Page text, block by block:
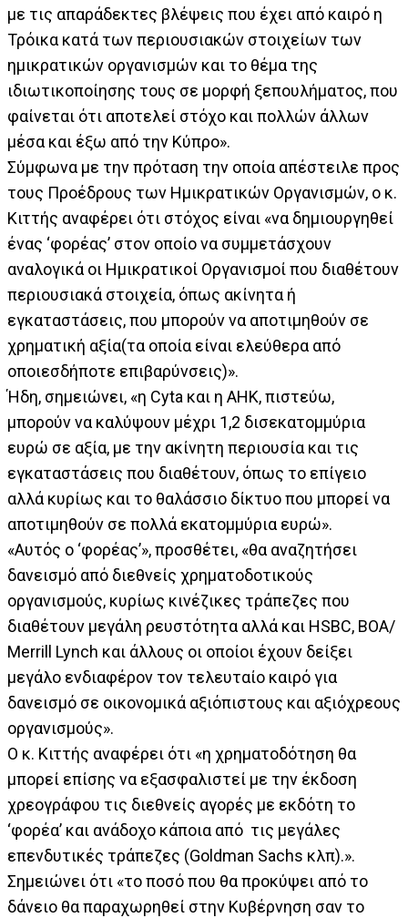
με τις απαράδεκτες βλέψεις που έχει από καιρό η
Τρόικα κατά των περιουσιακών στοιχείων των
ημικρατικών οργανισμών και το θέμα της
ιδιωτικοποίησης τους σε μορφή ξεπουλήματος, που
φαίνεται ότι αποτελεί στόχο και πολλών άλλων
μέσα και έξω από την Κύπρο».
Σύμφωνα με την πρόταση την οποία απέστειλε προς
τους Προέδρους των Ημικρατικών Οργανισμών, ο κ.
Κιττής αναφέρει ότι στόχος είναι «να δημιουργηθεί
ένας ‘φορέας’ στον οποίο να συμμετάσχουν
αναλογικά οι Ημικρατικοί Οργανισμοί που διαθέτουν
περιουσιακά στοιχεία, όπως ακίνητα ή
εγκαταστάσεις, που μπορούν να αποτιμηθούν σε
χρηματική αξία(τα οποία είναι ελεύθερα από
οποιεσδήποτε επιβαρύνσεις)».
Ήδη, σημειώνει, «η Cyta και η ΑΗΚ, πιστεύω,
μπορούν να καλύψουν μέχρι 1,2 δισεκατομμύρια
ευρώ σε αξία, με την ακίνητη περιουσία και τις
εγκαταστάσεις που διαθέτουν, όπως το επίγειο
αλλά κυρίως και το θαλάσσιο δίκτυο που μπορεί να
αποτιμηθούν σε πολλά εκατομμύρια ευρώ».
«Αυτός ο ‘φορέας’», προσθέτει, «θα αναζητήσει
δανεισμό από διεθνείς χρηματοδοτικούς
οργανισμούς, κυρίως κινέζικες τράπεζες που
διαθέτουν μεγάλη ρευστότητα αλλά και HSBC, BOA/
Merrill Lynch και άλλους οι οποίοι έχουν δείξει
μεγάλο ενδιαφέρον τον τελευταίο καιρό για
δανεισμό σε οικονομικά αξιόπιστους και αξιόχρεους
οργανισμούς».
Ο κ. Κιττής αναφέρει ότι «η χρηματοδότηση θα
μπορεί επίσης να εξασφαλιστεί με την έκδοση
χρεογράφου τις διεθνείς αγορές με εκδότη το
‘φορέα’ και ανάδοχο κάποια από τις μεγάλες
επενδυτικές τράπεζες (Goldman Sachs κλπ).».
Σημειώνει ότι «το ποσό που θα προκύψει από το
δάνειο θα παραχωρηθεί στην Κυβέρνηση σαν το